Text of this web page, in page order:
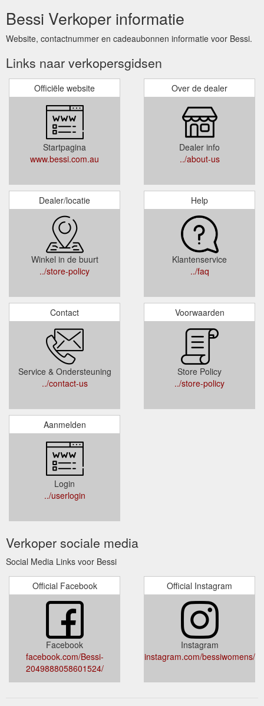
Bessi Verkoper informatie
Website, contactnummer en cadeaubonnen informatie voor Bessi.
Links naar verkopersgidsen
Officiële website
Startpagina
www.bessi.com.au
Over de dealer
Dealer info
../about-us
Dealer/locatie
Winkel in de buurt
../store-policy
Help
Klantenservice
../faq
Contact
Service & Ondersteuning
../contact-us
Voorwaarden
Store Policy
../store-policy
Aanmelden
Login
../userlogin
Verkoper sociale media
Social Media Links voor Bessi
Official Facebook
Facebook
facebook.com/Bessi-
2049888058601524/
Official Instagram
Instagram
instagram.com/bessiwomens/